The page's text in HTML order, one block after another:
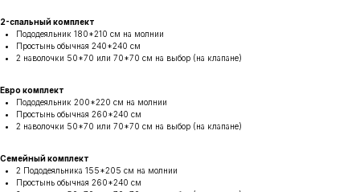
2-спальный комплект
Пододеяльник 180*210 см на молнии
Простынь обычная 240*240 см
2 наволочки 50*70 или 70*70 см на выбор (на клапане)
Евро комплект
Пододеяльник 200*220 см на молнии
Простынь обычная 260*240 см
2 наволочки 50*70 или 70*70 см на выбор (на клапане)
Семейный комплект
2 Пододеяльника 155*205 см на молнии
Простынь обычная 260*240 см
ИНН 431701962706
ОГРН 317121500003241
ВКонтакте
Телеграм
Инстаграм*
ЛУНА © Copyrights 2026
Документы